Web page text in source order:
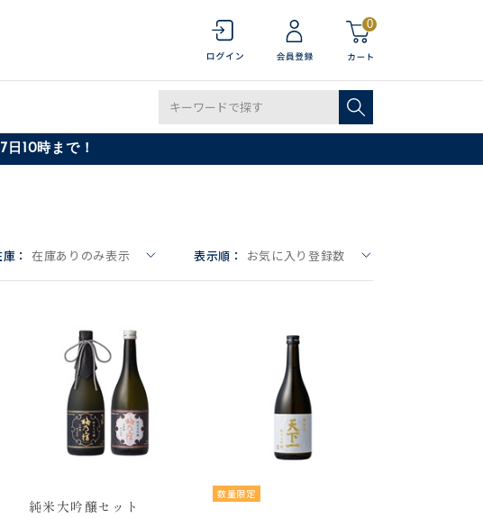
0
10時まで！
： 在庫ありのみ表示 表示順： お気に入り登録数
純米大吟醸セット
数量限定